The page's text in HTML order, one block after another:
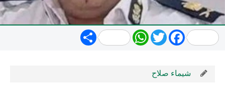
Share WhatsApp
TwitterFacebook
شيماء صلاح